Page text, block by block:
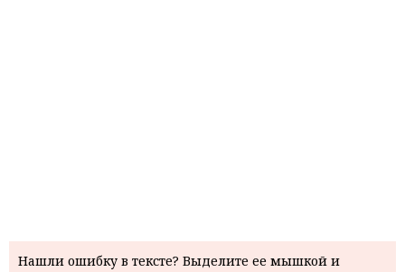
Нашли ошибку в тексте? Выделите ее мышкой и